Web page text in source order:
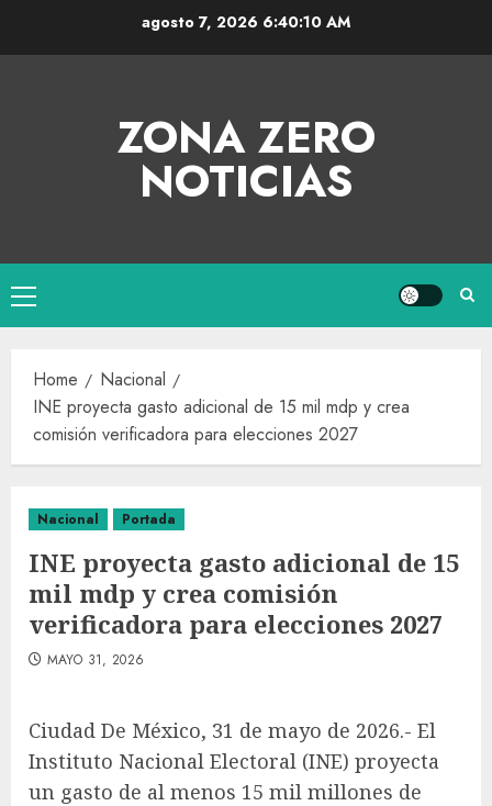
agosto 7, 20266:40:11 AM
ZONA ZERO
NOTICIAS
Home
Nacional
INE proyecta gasto adicional de 15 mil mdp y crea
comisión verificadora para elecciones 2027
Nacional Portada
INE proyecta gasto adicional de 15
mil mdp y crea comisión
verificadora para elecciones 2027
MAYO 31, 2026
Ciudad De México, 31 de mayo de 2026.- El
Instituto Nacional Electoral (INE) proyecta
un gasto de al menos 15 mil millones de